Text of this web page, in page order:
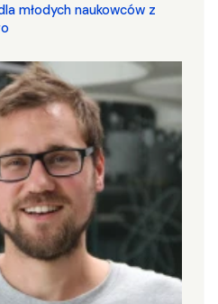
młodych naukowców z